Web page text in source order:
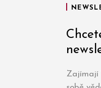
Zajímají